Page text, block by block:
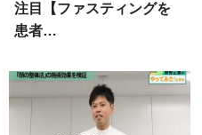
注目【ファスティングを
患者…